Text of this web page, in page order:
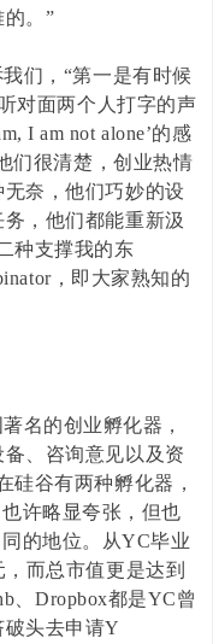
。”
们，“第一是有时候
听对面两个人打字的声
I am not alone’的感
们很清楚，创业热情
奈，他们巧妙的设
，他们都能重新汲
种支撑我的东
，即大家熟知的
名的创业孵化器，
、咨询意见以及资
硅谷有两种孵化器，
许略显夸张，但也
的地位。从YC毕业
，而总市值更是达到
Dropbox都是YC曾
破头去申请Y